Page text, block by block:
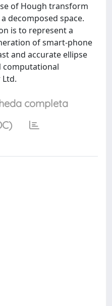
of Hough transform
decomposed space.
is to represent a
of smart-phone
and accurate ellipse
computational
Ltd.
completa